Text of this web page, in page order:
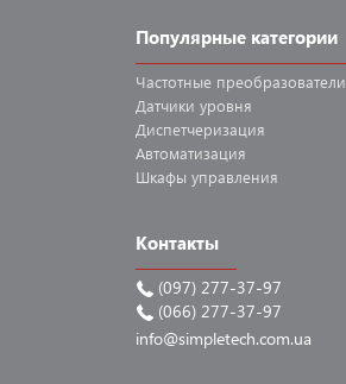
Популярные категории
Частотные преобразователи
Датчики уровня
Диспетчеризация
Автоматизация
Шкафы управления
Контакты
(097) 277-37-97
(066) 277-37-97
info@simpletech.com.ua